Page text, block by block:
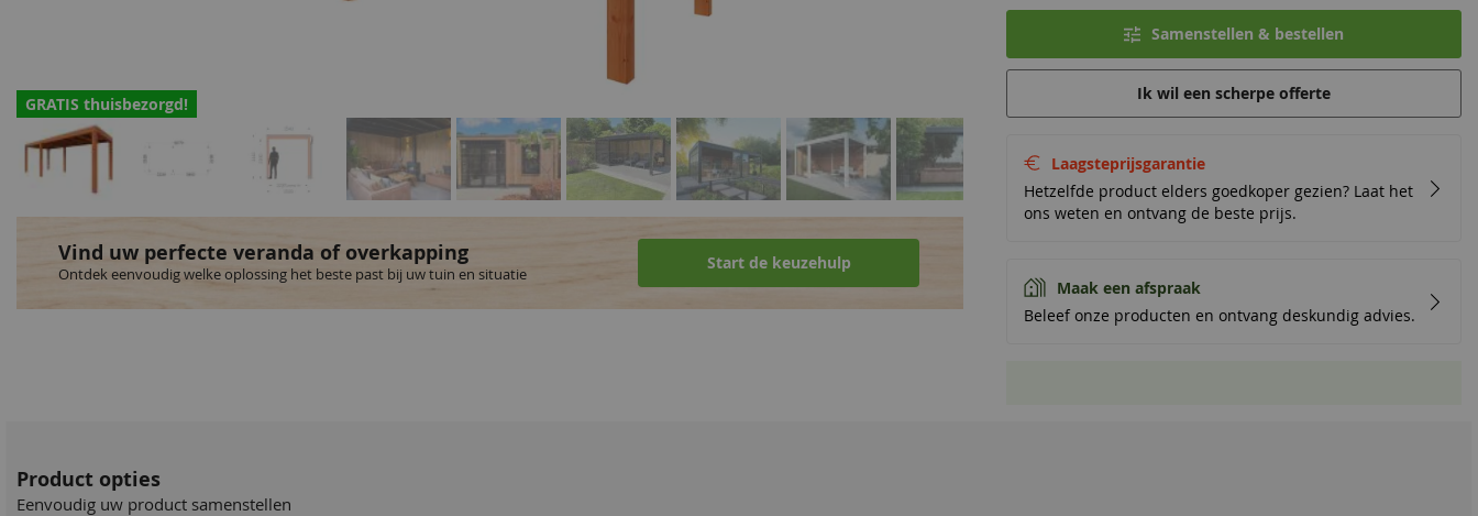
GRATIS thuisbezorgd!
Vind uw perfecte veranda of overkapping
Ontdek eenvoudig welke oplossing het beste past bij uw tuin en situatie
Start de keuzehulp
Laagsteprijsgarantie
Hetzelfde product elders goedkoper gezien? Laat het
ons weten en ontvang de beste prijs.
Maak een afspraak
Beleef onze producten en ontvang deskundig advies.
Samenstellen & bestellen
Ik wil een scherpe offerte
Product opties
Eenvoudig uw product samenstellen